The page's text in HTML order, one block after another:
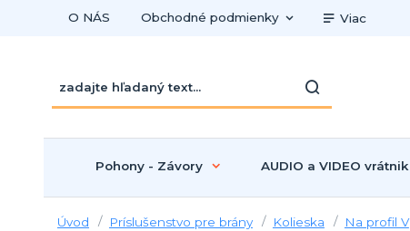
O NÁS Obchodné podmienky Viac
Pohony - Závory AUDIO a VIDEO vrátnik
Úvod Príslušenstvo pre brány Kolieska Na profil V